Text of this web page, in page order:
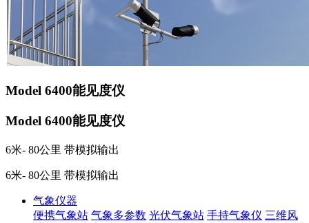
Model 6400能见度仪
Model 6400能见度仪
6米- 80公里 带模拟输出
6米- 80公里 带模拟输出
气象仪器
便携气象站 气象多参数 光伏气象站 手持气象仪 三维风